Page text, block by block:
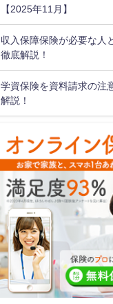
【2025年11月】
収入保障保険が必要な人
徹底解説！
学資保険を資料請求の注
解説！